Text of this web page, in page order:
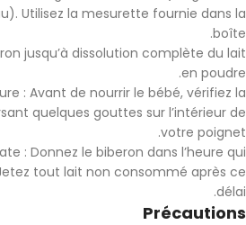
Utilisez la mesurette fournie dans la
boîte.
jusqu’à dissolution complète du lait
en poudre.
: Avant de nourrir le bébé, vérifiez la
quelques gouttes sur l’intérieur de
votre poignet.
: Donnez le biberon dans l’heure qui
tout lait non consommé après ce
délai.
Précautions